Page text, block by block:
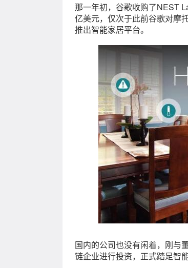
那一年初，谷歌收购了NEST
亿美元，仅次于此前谷歌对摩
推出智能家居平台。
国内的公司也没有闲着，刚与
链企业进行投资，正式踏足智